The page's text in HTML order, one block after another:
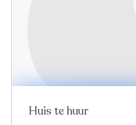
Nieuw
Huis te huur